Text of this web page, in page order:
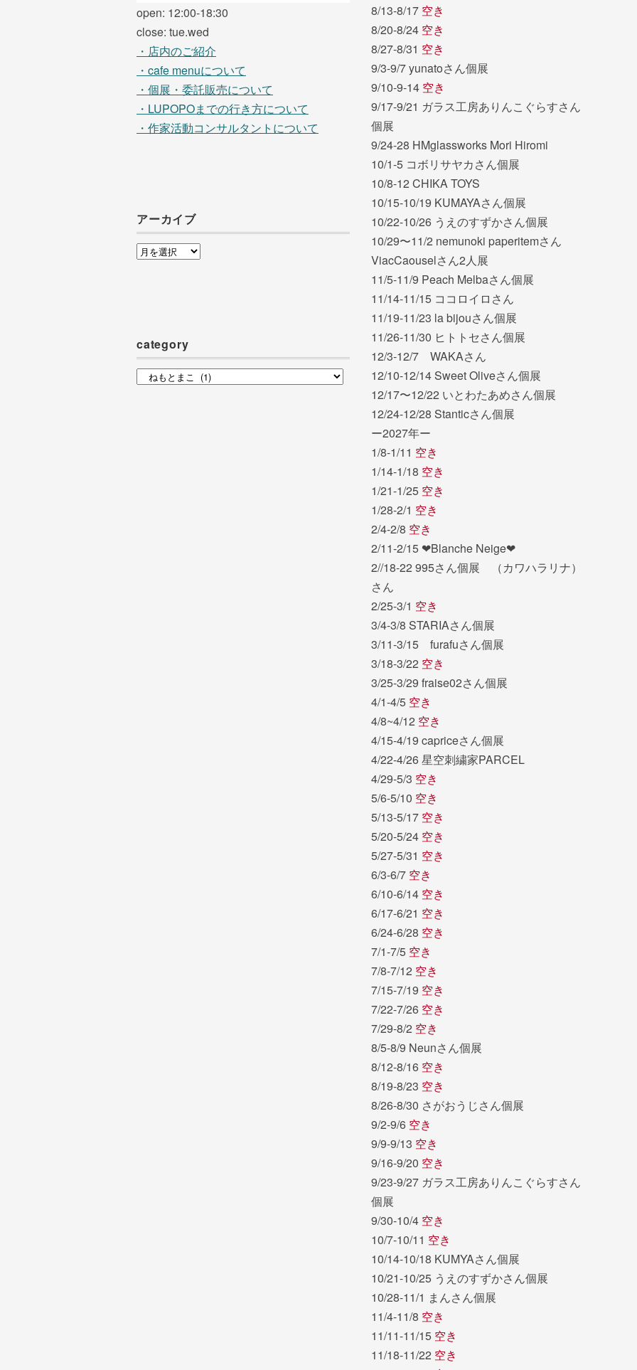
open: 12:00-18:30
close: tue.wed
・店内のご紹介
・cafe menuについて
・個展・委託販売について
・LUPOPOまでの行き方について
・作家活動コンサルタントについて
アーカイブ
ア
category
category
8/13-8/17 空き
8/20-8/24 空き
8/27-8/31 空き
9/3-9/7 yunatoさん個展
9/10-9-14 空き
9/17-9/21 ガラス工房ありんこぐらすさん
個展
9/24-28 HMglassworks Mori Hiromi
10/1-5 コボリサヤカさん個展
10/8-12 CHIKA TOYS
10/15-10/19 KUMAYAさん個展
10/22-10/26 うえのすずかさん個展
10/29〜11/2 nemunoki paperitemさん
ViacCaouselさん2人展
11/5-11/9 Peach Melbaさん個展
11/14-11/15 ココロイロさん
11/19-11/23 la bijouさん個展
11/26-11/30 ヒトトセさん個展
12/3-12/7 WAKAさん
12/10-12/14 Sweet Oliveさん個展
12/17〜12/22 いとわたあめさん個展
12/24-12/28 Stanticさん個展
ー2027年ー
1/8-1/11 空き
1/14-1/18 空き
1/21-1/25 空き
1/28-2/1 空き
2/4-2/8 空き
2/11-2/15 ❤︎Blanche Neige❤︎
2//18-22 995さん個展 （カワハラリナ）
さん
2/25-3/1 空き
3/4-3/8 STARIAさん個展
3/11-3/15 furafuさん個展
3/18-3/22 空き
3/25-3/29 fraise02さん個展
4/1-4/5 空き
4/8~4/12 空き
4/15-4/19 capriceさん個展
4/22-4/26 星空刺繍家PARCEL
4/29-5/3 空き
5/6-5/10 空き
5/13-5/17 空き
5/20-5/24 空き
5/27-5/31 空き
6/3-6/7 空き
6/10-6/14 空き
6/17-6/21 空き
6/24-6/28 空き
7/1-7/5 空き
7/8-7/12 空き
7/15-7/19 空き
7/22-7/26 空き
7/29-8/2 空き
8/5-8/9 Neunさん個展
8/12-8/16 空き
8/19-8/23 空き
8/26-8/30 さがおうじさん個展
9/2-9/6 空き
9/9-9/13 空き
9/16-9/20 空き
9/23-9/27 ガラス工房ありんこぐらすさん
個展
9/30-10/4 空き
10/7-10/11 空き
10/14-10/18 KUMYAさん個展
10/21-10/25 うえのすずかさん個展
10/28-11/1 まんさん個展
11/4-11/8 空き
11/11-11/15 空き
11/18-11/22 空き